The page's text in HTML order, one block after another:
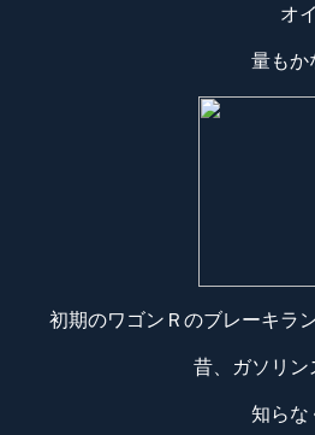
オ
量もか
初期のワゴンＲのブレーキラ
昔、ガソリン
知らな